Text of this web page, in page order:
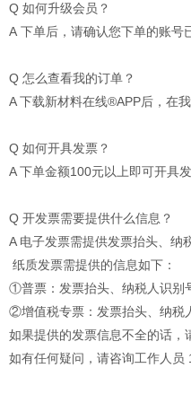
Q 如何升级会员？
A 下单后，请确认您下单的账号
Q 怎么查看我的订单？
A 下载新材料在线®APP后，在
Q 如何开具发票？
A 下单金额100元以上即可开具
Q 开发票需要提供什么信息？
A 电子发票需提供发票抬头、纳
纸质发票需提供的信息如下：
①普票：发票抬头、纳税人识别
②增值税专票：发票抬头、纳税
如果提供的发票信息不全的话，
如有任何疑问，请咨询工作人员